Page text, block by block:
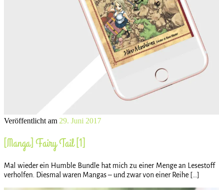
Veröffentlicht am 29. Juni 2017
[Manga] Fairy Tail [1]
Mal wieder ein Humble Bundle hat mich zu einer Menge an Lesestoff
verholfen. Diesmal waren Mangas – und zwar von einer Reihe […]